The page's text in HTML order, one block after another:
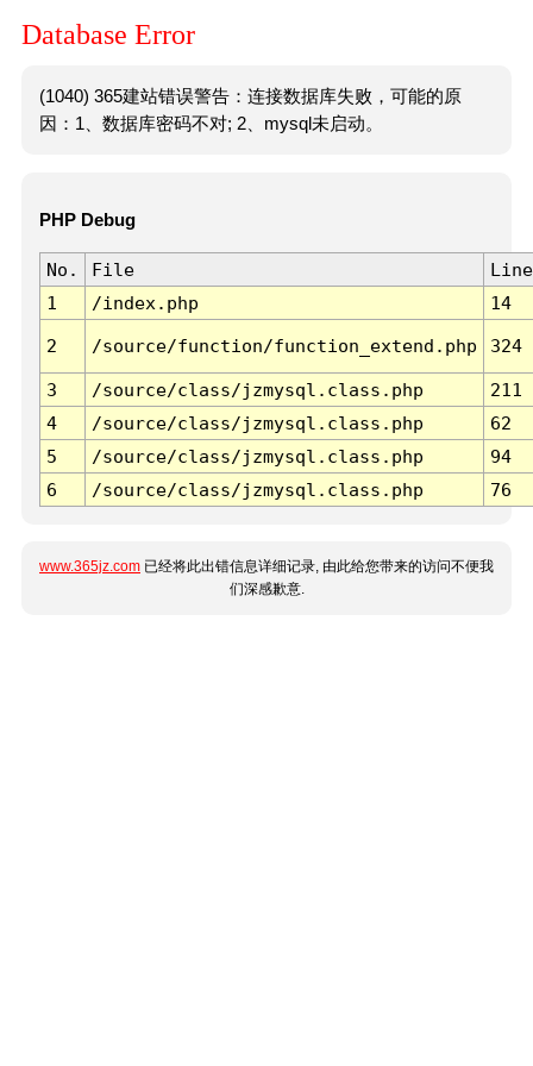
Database Error
(1040) 365建站错误警告：连接数据库失败，可能的原
因：1、数据库密码不对; 2、mysql未启动。
PHP Debug
No. File
Line
1
/index.php 14
2 /source/function/function_extend.php 324
3 /source/class/jzmysql.class.php
211
4
/source/class/jzmysql.class.php
62
5
/source/class/jzmysql.class.php
94
6
/source/class/jzmysql.class.php 76
www.365jz.com 已经将此出错信息详细记录, 由此给您带来的访问不便我
们深感歉意.